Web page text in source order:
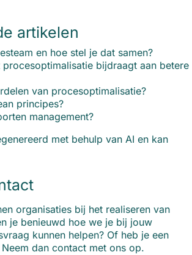
artikelen
en hoe stel je dat samen?
bijdraagt aan betere
van procesoptimalisatie?
principes?
management?
met behulp van AI en kan
organisaties bij het realiseren van
je benieuwd hoe we je bij jouw
kunnen helpen? Of heb je een
dan contact met ons op.